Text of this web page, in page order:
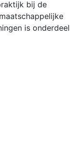
bij de
is onderdeel